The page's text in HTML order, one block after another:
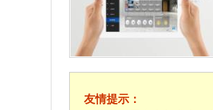
友情提示：